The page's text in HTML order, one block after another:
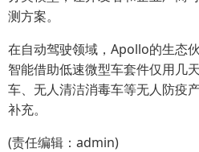
测方案。
在自动驾驶领域，Apollo的生态
智能借助低速微型车套件仅用几
车、无人清洁消毒车等无人防疫
补充。
(责任编辑：admin)